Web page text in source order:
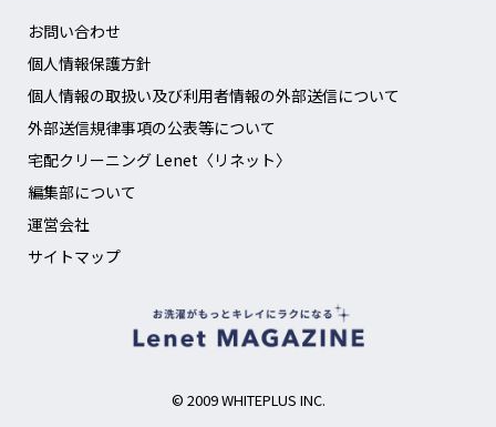
お問い合わせ
個人情報保護方針
個人情報の取扱い及び利用者情報の外部送信について
外部送信規律事項の公表等について
宅配クリーニング Lenet〈リネット〉
編集部について
運営会社
サイトマップ
© 2009 WHITEPLUS INC.